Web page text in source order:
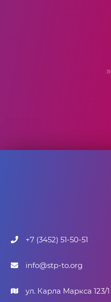
»
+7 (3452) 51-50-51
info@stp-to.org
ул. Карла Маркса 123/1